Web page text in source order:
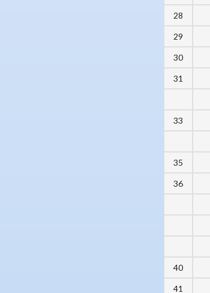
28
29
30
31
33
35
36
40
41